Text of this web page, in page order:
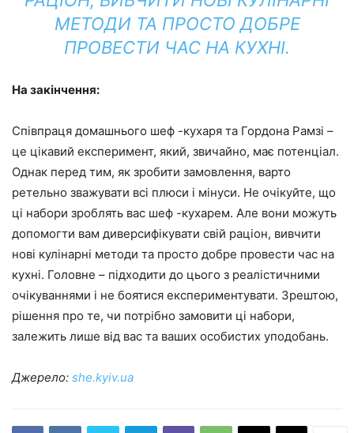
МЕТОДИ ТА ПРОСТО ДОБРЕ
ПРОВЕСТИ ЧАС НА КУХНІ.
На закінчення:
Співпраця домашнього шеф -кухаря та Гордона Рамзі –
це цікавий експеримент, який, звичайно, має потенціал.
Однак перед тим, як зробити замовлення, варто
ретельно зважувати всі плюси і мінуси. Не очікуйте, що
ці набори зроблять вас шеф -кухарем. Але вони можуть
допомогти вам диверсифікувати свій раціон, вивчити
нові кулінарні методи та просто добре провести час на
кухні. Головне – підходити до цього з реалістичними
очікуваннями і не боятися експериментувати. Зрештою,
рішення про те, чи потрібно замовити ці набори,
залежить лише від вас та ваших особистих уподобань.
Джерело: she.kyiv.ua